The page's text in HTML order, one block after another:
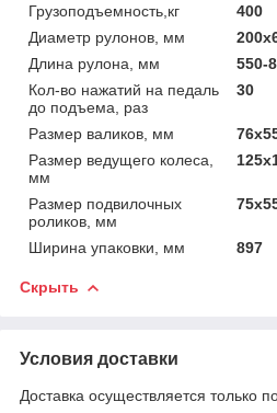
Грузоподъемность,кг
400
Диаметр рулонов, мм
Длина рулона, мм
550-
Кол-во нажатий на педаль
до подъема, раз
30
Размер валиков, мм
Размер ведущего колеса,
мм
Размер подвилочных
роликов, мм
Ширина упаковки, мм 897
Скрыть
Условия доставки
Доставка осуществляется только